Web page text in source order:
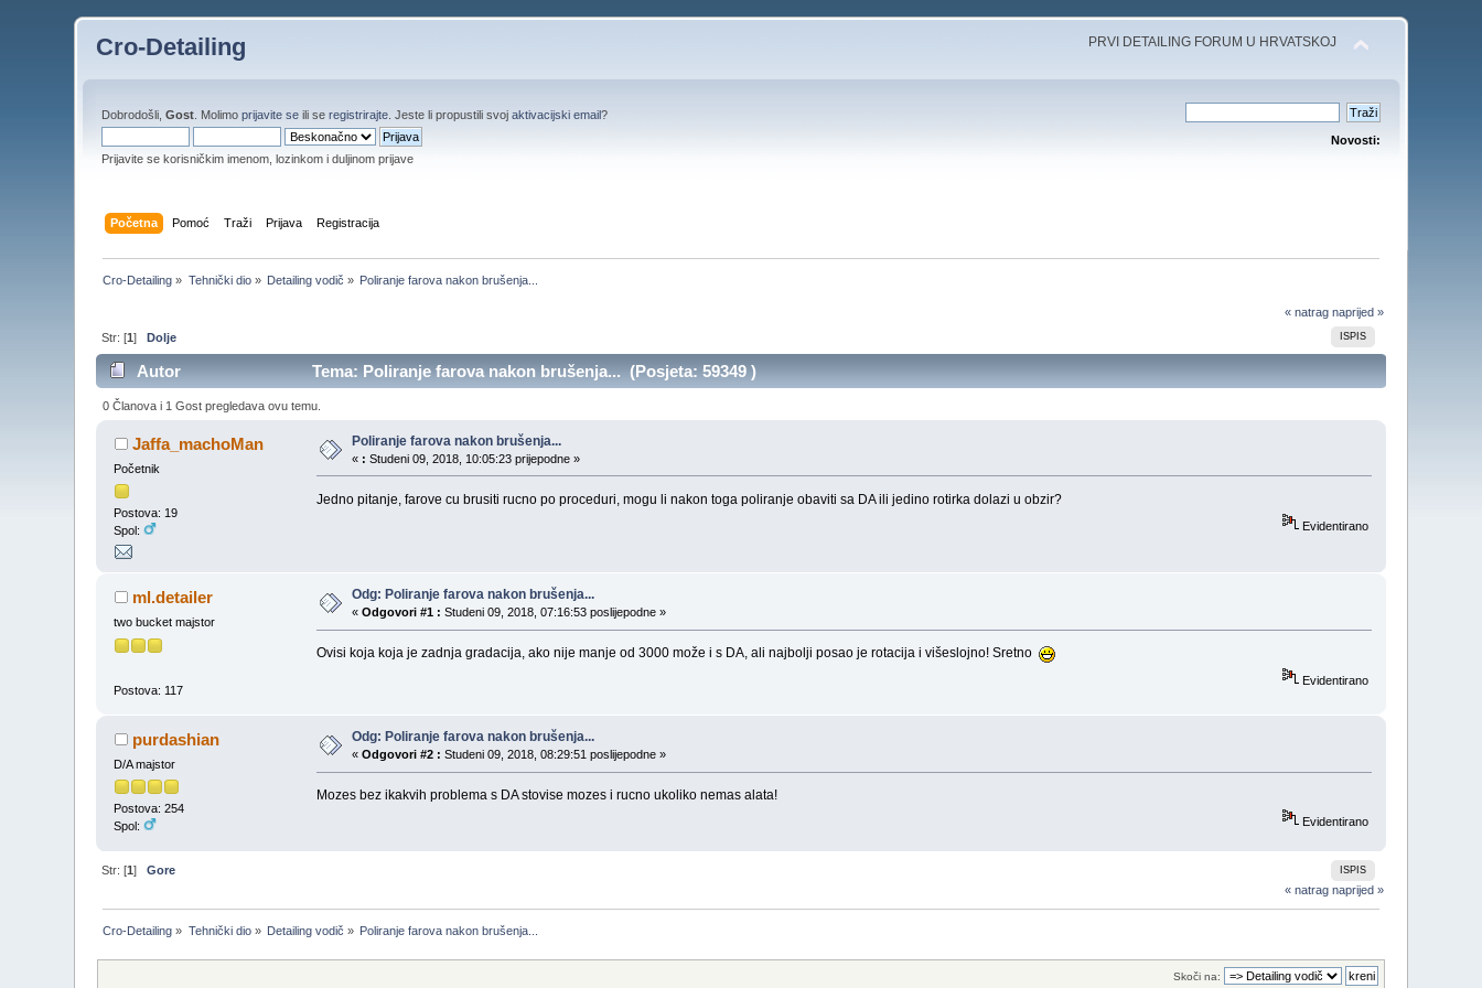
Cro-Detailing PRVI DETAILING FORUM U HRVATSKOJ
Dobrodošli,Gost . Molimoprijavite se ili seregistrirajte . Jeste li propustili svojaktivacijski email?
Prijavite se korisničkim imenom, lozinkom i duljinom prijave
Novosti:
Početna Pomoć Traži Prijava Registracija
Cro-Detailing » Tehnički dio» Detailing vodič » Poliranje farova nakon brušenja...
« natrag naprijed »
ISPIS
Str: [1]Dolje
Autor Tema: Poliranje farova nakon brušenja... (Posjeta: 59349 )
0 Članova i 1 Gost pregledava ovu temu.
Jaffa_machoMan
Početnik
Postova: 19
Spol:
Poliranje farova nakon brušenja...
« : Studeni 09, 2018, 10:05:23 prijepodne »
Jedno pitanje, farove cu brusiti rucno po proceduri, mogu li nakon toga poliranje obaviti sa DA ili jedino rotirka dolazi u obzir?
Evidentirano
ml.detailer
two bucket majstor
Postova: 117
Odg: Poliranje farova nakon brušenja...
«Odgovori #1 : Studeni 09, 2018, 07:16:53 poslijepodne »
Ovisi koja koja je zadnja gradacija, ako nije manje od 3000 može i s DA, ali najbolji posao je rotacija i višeslojno! Sretno
Evidentirano
purdashian
D/A majstor
Postova: 254
Spol:
Odg: Poliranje farova nakon brušenja...
«Odgovori #2 : Studeni 09, 2018, 08:29:51 poslijepodne »
Mozes bez ikakvih problema s DA stovise mozes i rucno ukoliko nemas alata!
Evidentirano
ISPIS
Str: [1]Gore
« natrag naprijed »
Cro-Detailing » Tehnički dio» Detailing vodič » Poliranje farova nakon brušenja...
Skoči na: